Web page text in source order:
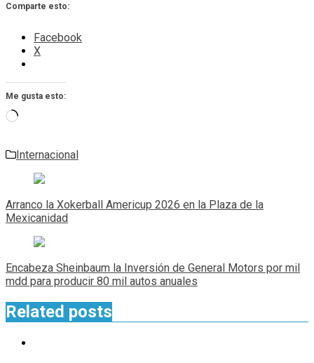
Comparte esto:
Facebook
X
Me gusta esto:
Cargando...
Internacional
Navegación
de
entradas
Arranco la Xokerball Americup 2026 en la Plaza de la
Mexicanidad
Encabeza Sheinbaum la Inversión de General Motors por mil
mdd para producir 80 mil autos anuales
Related posts